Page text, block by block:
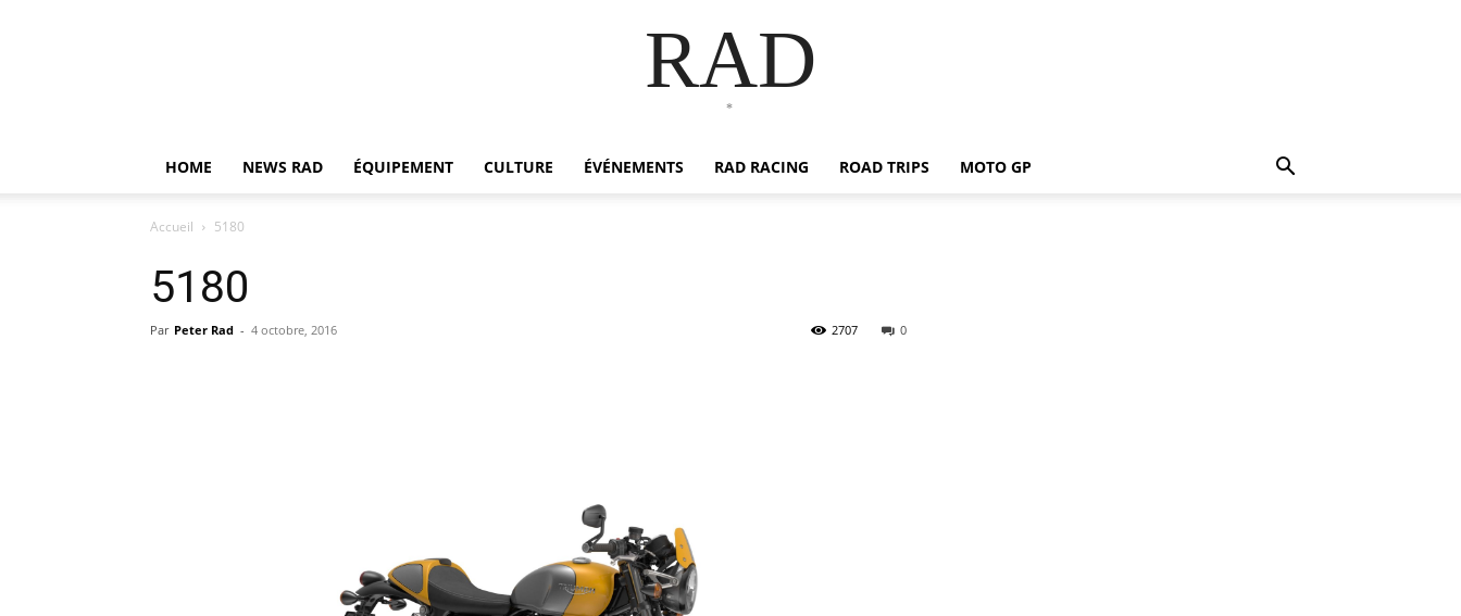
RAD
*
HOME NEWS RAD ÉQUIPEMENT CULTURE ÉVÉNEMENTS RAD RACING ROAD TRIPS MOTO GP
Accueil 5180
5180
Par Peter Rad - 4 octobre, 2016 0
2707